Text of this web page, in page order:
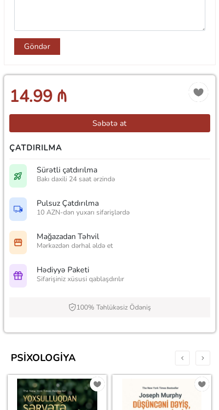
Göndər
14.99 ₼
Səbətə at
ÇATDIRILMA
Sürətli çatdırılma
Bakı daxili 24 saat ərzində
Pulsuz Çatdırılma
10 AZN-dən yuxarı sifarişlərdə
Mağazadan Təhvil
Mərkəzdən dərhal əldə et
Hədiyyə Paketi
Sifarişiniz xüsusi qablaşdırılır
100% Təhlükəsiz Ödəniş
PSIXOLOGIYA